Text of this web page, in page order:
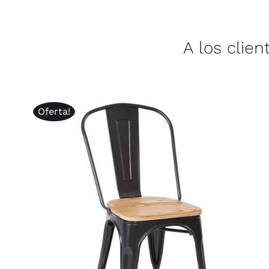
A los
Oferta!
AÑADIR AL CARRITO / QUICK VIEW